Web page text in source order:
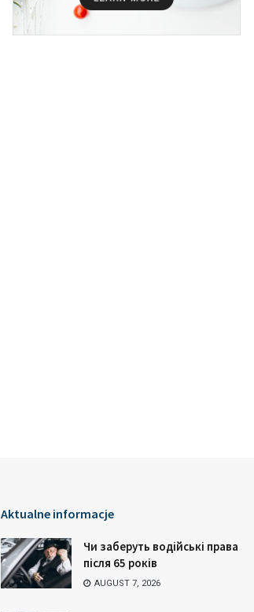
Aktualne informacje
Чи заберуть водійські права
після 65 років
AUGUST 7, 2026